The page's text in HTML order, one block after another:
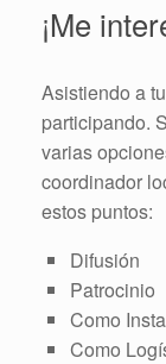
¡Me
Asistiendo a
participando.
varias
coordinador
estos puntos:
Difusión
Patrocinio
Como
Como